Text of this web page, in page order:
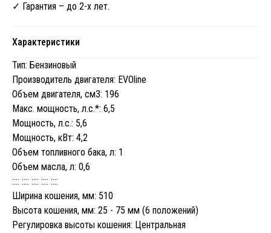
✓ Гарантия – до 2-х лет.
Характеристики
Тип: Бензиновый
Производитель двигателя: EVOline
Объем двигателя, см3: 196
Макс. мощность, л.с.*: 6,5
Мощность, л.с.: 5,6
Мощность, кВт: 4,2
Объем топливного бака, л: 1
Объем масла, л: 0,6
:::: :::: :::: :::: ::::
Ширина кошения, мм: 510
Высота кошения, мм: 25 - 75 мм (6 положений)
Регулировка высоты кошения: Центральная